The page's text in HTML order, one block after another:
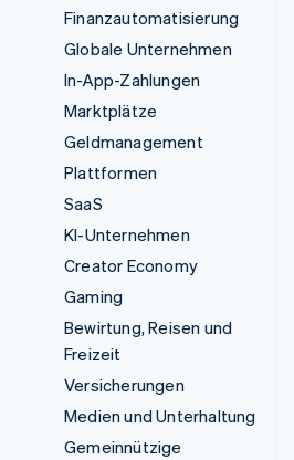
Finanzautomatisierung
Globale Unternehmen
In-App-Zahlungen
Marktplätze
Geldmanagement
Plattformen
SaaS
KI-Unternehmen
Creator Economy
Gaming
Bewirtung, Reisen und
Freizeit
Versicherungen
Medien und Unterhaltung
Gemeinnützige